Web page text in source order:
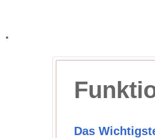
Das